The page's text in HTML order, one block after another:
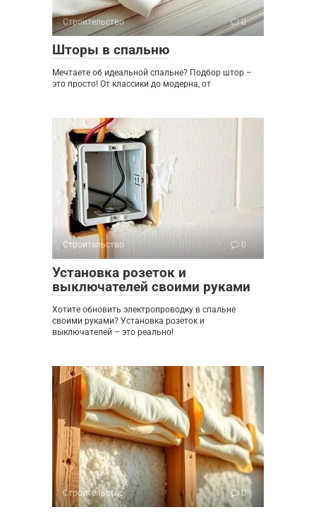
Строительство 0
Шторы в спальню
Мечтаете об идеальной спальне? Подбор штор –
это просто! От классики до модерна, от
Строительство 0
Установка розеток и
выключателей своими руками
Хотите обновить электропроводку в спальне
своими руками? Установка розеток и
выключателей – это реально!
Строительство 0